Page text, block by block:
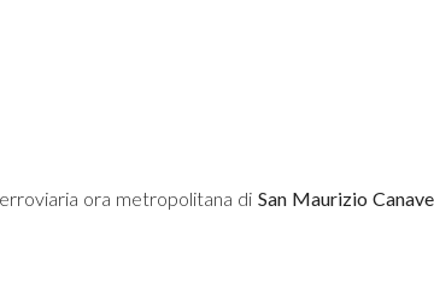
ora metropolitana di San Maurizio